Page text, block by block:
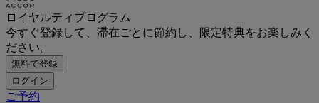
ロイヤルティプログラム
今すぐ登録して、滞在ごとに節約し、限定特典をお楽しみく
ださい。
無料で登録
ログイン
ご予約